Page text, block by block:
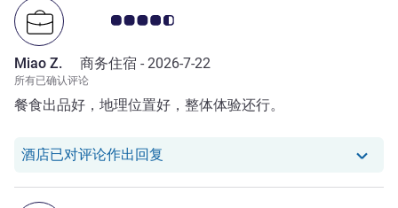
客户意见评级 4.5/5
Miao Z. 商务住宿 - 2026-7-22
所有已确认评论
餐食出品好，地理位置好，整体体验还行。
酒店已对评论作出回复 我们酒店已对 Miao Z. 的评论作出回